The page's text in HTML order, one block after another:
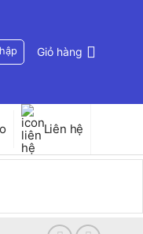
Giỏ hàng
Liên hệ